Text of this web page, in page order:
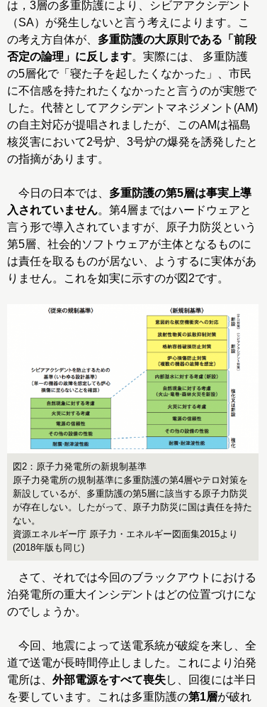
は，3層の多重防護により、シビアアクシデント
（SA）が発生しないと言う考えによります。こ
の考え方自体が、 多重防護の大原則である「前段
否定の論理」に反します。実際には、 多重防護
の5層化で「寝た子を起したくなかった」、市民
に不信感を持たれたくなかったと言うのが実態で
した。代替としてアクシデントマネジメント(AM)
の自主対応が提唱されましたが、このAMは福島
核災害において2号炉、3号炉の爆発を誘発したと
の指摘があります。
今日の日本では、 多重防護の第5層は事実上導
入されていません。第4層まではハードウェアと
言う形で導入されていますが、原子力防災という
第5層、社会的ソフトウェアが主体となるものに
は責任を取るものが居ない、ようするに実体があ
りません。これを如実に示すのが図2です。
図2：原子力発電所の新規制基準
原子力発電所の規制基準に多重防護の第4層やテロ対策を
新設しているが、多重防護の第5層に該当する原子力防災
が存在しない。したがって、原子力防災に国は責任を持た
ない。
資源エネルギー庁 原子力・エネルギー図面集2015より
(2018年版も同じ)
さて、それでは今回のブラックアウトにおける
泊発電所の重大インシデントはどの位置づけにな
のでしょうか。
今回、地震によって送電系統が破綻を来し、全
道で送電が長時間停止しました。これにより泊発
電所は、 外部電源をすべて喪失し、回復には半日
を要しています。これは多重防護の第1層が破れ